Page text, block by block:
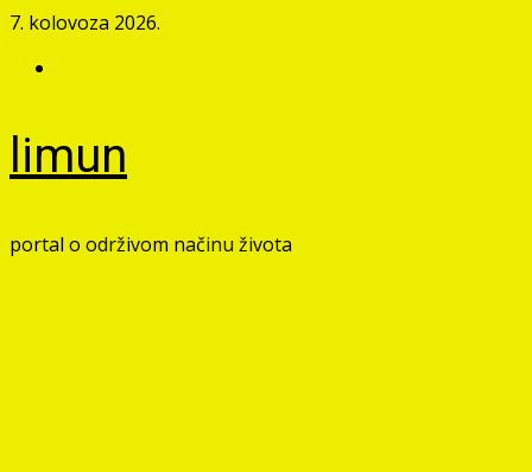
Skip
content
7. kolovoza 2026.
limun
portal o održivom načinu života